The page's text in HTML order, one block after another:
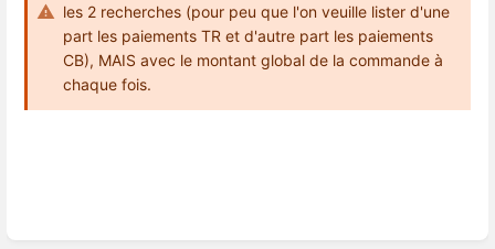
les 2 recherches (pour peu que l'on veuille lister d'une
part les paiements TR et d'autre part les paiements
CB), MAIS avec le montant global de la commande à
chaque fois.